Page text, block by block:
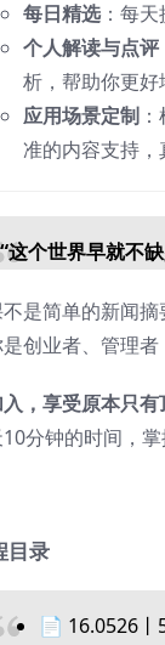
每日精选 ：每
个人解读与点评
析，帮助你更好
应用场景定制
准的内容支持，
“这个世界早就不
是简单的新闻摘
创业者、管理者
，享受原本只有
分钟的时间，
目录
📄 16.0526丨